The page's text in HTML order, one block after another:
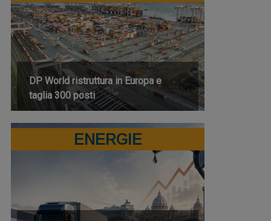
DP World ristruttura in Europa e
taglia 300 posti
ENERGIE